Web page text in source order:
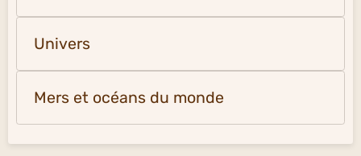
Univers
Mers et océans du monde